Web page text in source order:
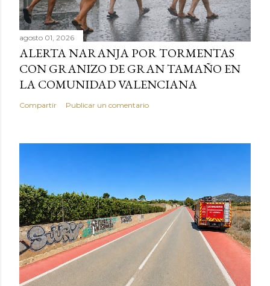
agosto 01, 2026
ALERTA NARANJA POR TORMENTAS
CON GRANIZO DE GRAN TAMAÑO EN
LA COMUNIDAD VALENCIANA
Compartir Publicar un comentario